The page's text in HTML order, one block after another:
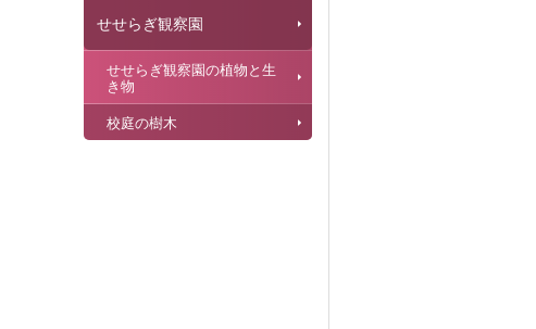
せせらぎ観察園
せせらぎ観察園の植物と生
き物
校庭の樹木